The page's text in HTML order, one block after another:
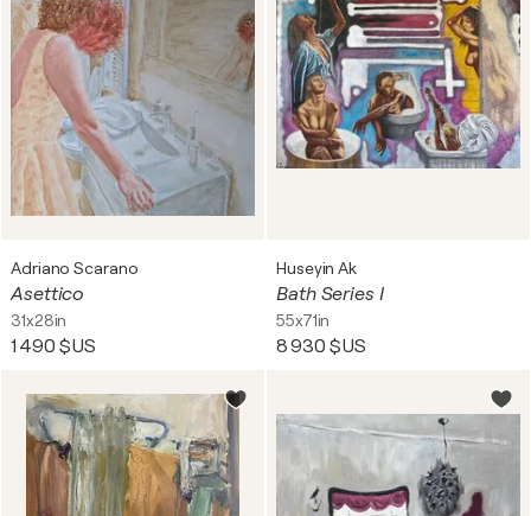
Adriano Scarano
Asettico
31x28in
1 490 $US
Huseyin Ak
Bath Series I
55x71in
8 930 $US